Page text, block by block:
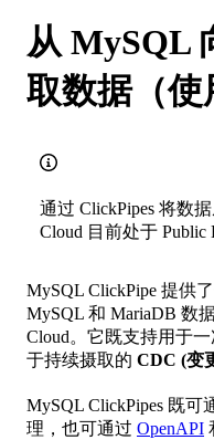
从 MySQL
取数据（使
通过 ClickPipes 将数
Cloud 目前处于 Public
MySQL ClickPipe 提供
MySQL 和 MariaDB 数
Cloud。它既支持用于
于持续摄取的 CDC (变
MySQL ClickPipes 既可
理，也可通过 OpenAPI